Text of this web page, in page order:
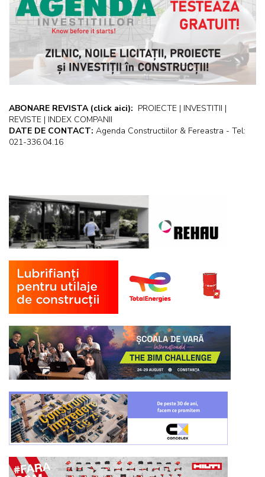
ABONARE REVISTA (click aici): PROIECTE | INVESTITII |
REVISTE | INDEX COMPANII
DATE DE CONTACT: Agenda Constructiilor & Fereastra - Tel:
021-336.04.16